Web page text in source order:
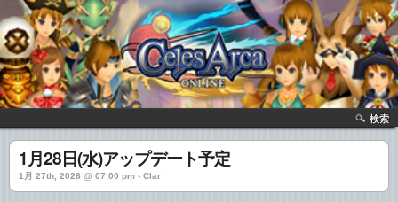
検索
1月28日(水)アップデート予定
1月 27th, 2026 @ 07:00 pm › Clar